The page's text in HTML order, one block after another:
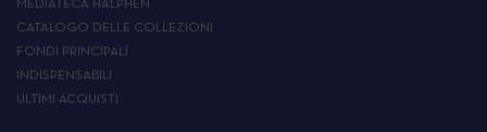
MEDIATECA HALPHEN
CATALOGO DELLE COLLEZIONI
FONDI PRINCIPALI
INDISPENSABILI
ULTIMI ACQUISTI